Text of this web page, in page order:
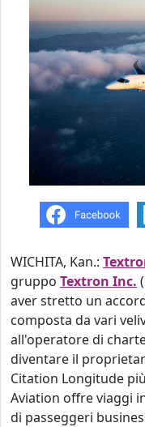
WICHITA, Kan.:
gruppo Textron Inc.
aver stretto un
composta da vari
all'operatore di
diventare il
Citation Longitude
Aviation offre viaggi
di passeggeri